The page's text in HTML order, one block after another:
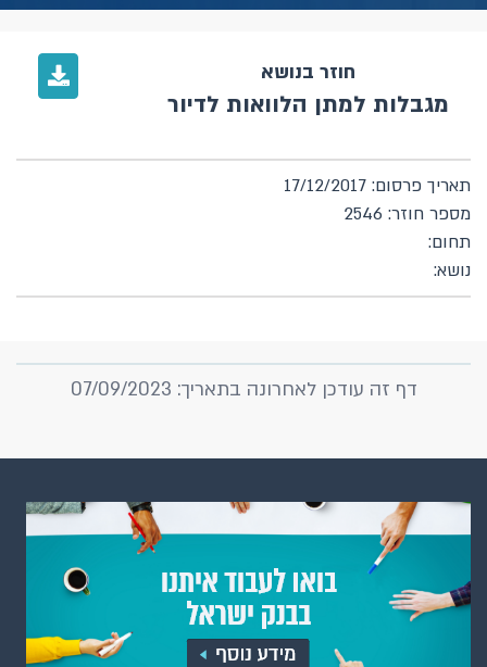
חוזר בנושא
מגבלות למתן הלוואות לדיור
תאריך פרסום: 17/12/2017
מספר חוזר: 2546
תחום:
נושא:
דף זה עודכן לאחרונה בתאריך: 07/09/2023